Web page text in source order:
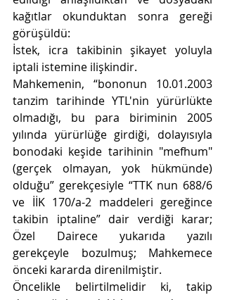
kağıtlar okunduktan sonra gereği
görüşüldü:
İstek, icra takibinin şikayet yoluyla
iptali istemine ilişkindir.
Mahkemenin, “bononun 10.01.2003
tanzim tarihinde YTL'nin yürürlükte
olmadığı, bu para biriminin 2005
yılında yürürlüğe girdiği, dolayısıyla
bonodaki keşide tarihinin "mefhum"
(gerçek olmayan, yok hükmünde)
olduğu” gerekçesiyle “TTK nun 688/6
ve İİK 170/a-2 maddeleri gereğince
takibin iptaline” dair verdiği karar;
Özel Dairece yukarıda yazılı
gerekçeyle bozulmuş; Mahkemece
önceki kararda direnilmiştir.
Öncelikle belirtilmelidir ki, takip